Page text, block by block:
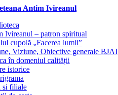
Ivireanul – patron spiritual
cupolă „Facerea lumii”
Viziune, Obiective generale BJAI
în domeniul calității
istorice
si filiale